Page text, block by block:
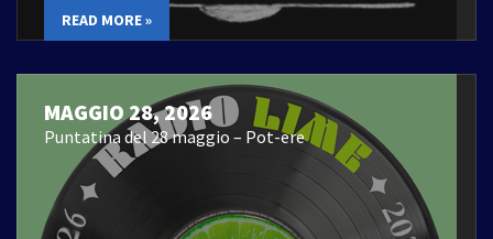
READ MORE »
MAGGIO 28, 2026
Puntatina del 28 maggio – Pot-ere